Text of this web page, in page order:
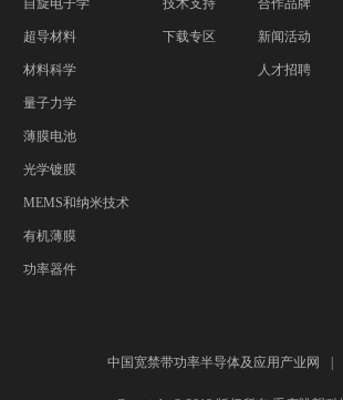
自旋电子学
超导材料
材料科学
量子力学
薄膜电池
光学镀膜
MEMS和纳米技术
有机薄膜
功率器件
技术支持
下载专区
合作品牌
新闻活动
人才招聘
中国宽禁带功率半导体及应用产业网